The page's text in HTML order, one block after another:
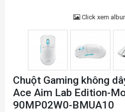
Click xem
Chuột Gaming không
Ace Aim Lab Edition-
90MP02W0-BMUA10